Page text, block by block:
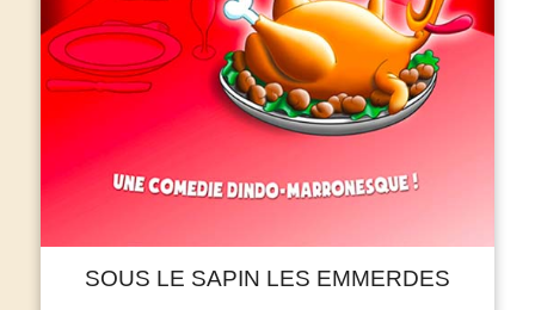
SOUS LE SAPIN LES EMMERDES